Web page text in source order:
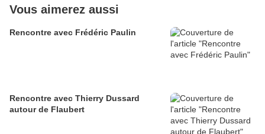
Vous aimerez aussi
Rencontre avec Frédéric Paulin
Rencontre avec Thierry Dussard
autour de Flaubert